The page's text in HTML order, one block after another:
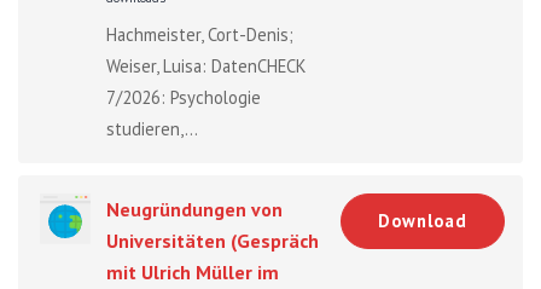
Hachmeister, Cort-Denis;
Weiser, Luisa: DatenCHECK
7/2026: Psychologie
studieren,...
Neugründungen von
Universitäten (Gespräch
mit Ulrich Müller im
Download